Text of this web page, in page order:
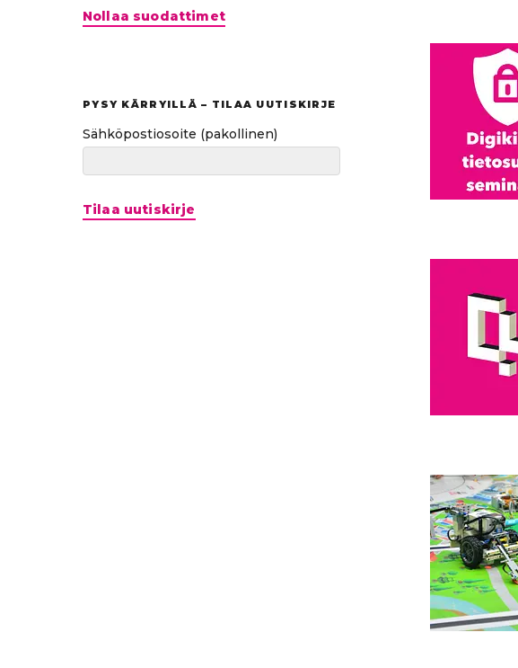
Hyppää
Nollaa suodattimet
PYSY KÄRRYILLÄ – TILAA UUTISKIRJE
Sähköpostiosoite (pakollinen)
Tilaa uutiskirje